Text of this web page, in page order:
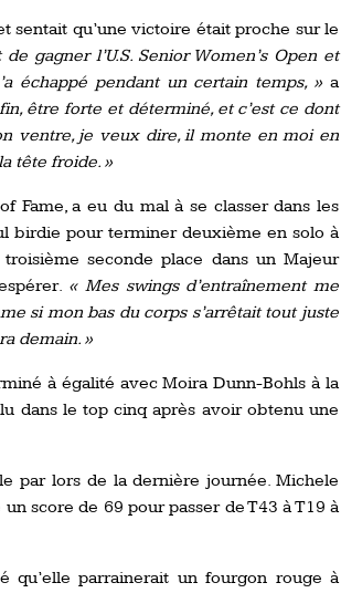
sentait qu’une victoire était proche sur le
gagner l’U.S. Senior Women’s Open et
échappé pendant un certain temps, » a
être forte et déterminé, et c’est ce dont
ventre, je veux dire, il monte en moi en
tête froide. »
Fame, a eu du mal à se classer dans les
birdie pour terminer deuxième en solo à
seconde place dans un Majeur
« Mes swings d’entraînement me
si mon bas du corps s’arrêtait tout juste
demain. »
à égalité avec Moira Dunn-Bohls à la
dans le top cinq après avoir obtenu une
par lors de la dernière journée. Michele
score de 69 pour passer de T43 à T19 à
qu’elle parrainerait un fourgon rouge à